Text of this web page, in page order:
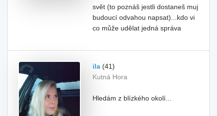
svět (to poznáš jestli dostaneš muj
budoucí odvahou napsat)...kdo vi
co může udělat jedná správa
ila (41)
Kutná Hora
Hledám z blízkého okolí...